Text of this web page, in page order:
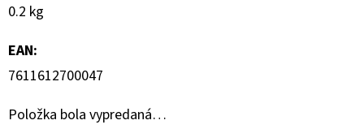
0.2 kg
EAN:
7611612700047
Položka bola vypredaná…